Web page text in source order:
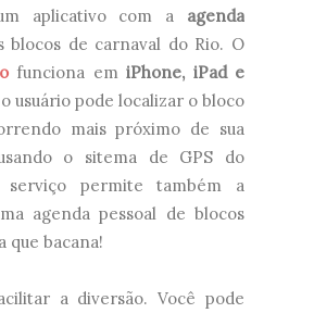
aplicativo com a agenda
blocos de carnaval do Rio. O
funciona emiPhone, iPad e
usuário pode localizar o bloco
mais próximo de sua
o sitema de GPS do
serviço permite também a
agenda pessoal de blocos
que bacana!
a diversão. Você pode